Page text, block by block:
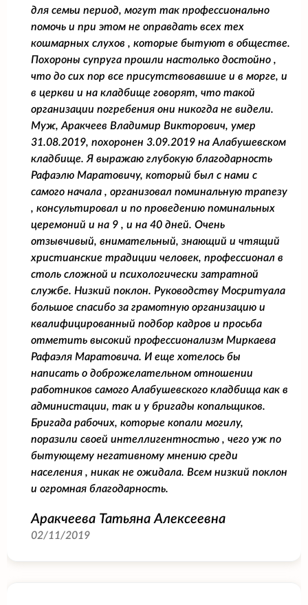
для семьи период, могут так профессионально
помочь и при этом не оправдать всех тех
кошмарных слухов , которые бытуют в обществе.
Похороны супруга прошли настолько достойно ,
что до сих пор все присутствовавшие и в морге, и
в церкви и на кладбище говорят, что такой
организации погребения они никогда не видели.
Муж, Аракчеев Владимир Викторович, умер
31.08.2019, похоронен 3.09.2019 на Алабушевском
кладбище. Я выражаю глубокую благодарность
Рафаэлю Маратовичу, который был с нами с
самого начала , организовал поминальную трапезу
, консультировал и по проведению поминальных
церемоний и на 9 , и на 40 дней. Очень
отзывчивый, внимательный, знающий и чтящий
христианские традиции человек, профессионал в
столь сложной и психологически затратной
службе. Низкий поклон. Руководству Мосритуала
большое спасибо за грамотную организацию и
квалифицированный подбор кадров и просьба
отметить высокий профессионализм Миркаева
Рафаэля Маратовича. И еще хотелось бы
написать о доброжелательном отношении
работников самого Алабушевского кладбища как в
администации, так и у бригады копальщиков.
Бригада рабочих, которые копали могилу,
поразили своей интеллигентностью , чего уж по
бытующему негативному мнению среди
населения , никак не ожидала. Всем низкий поклон
и огромная благодарность.
Аракчеева Татьяна Алексеевна
02/11/2019